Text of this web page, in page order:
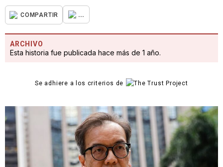
COMPARTIR ...
ARCHIVO
Esta historia fue publicada hace más de 1 año.
Se adhiere a los criterios de